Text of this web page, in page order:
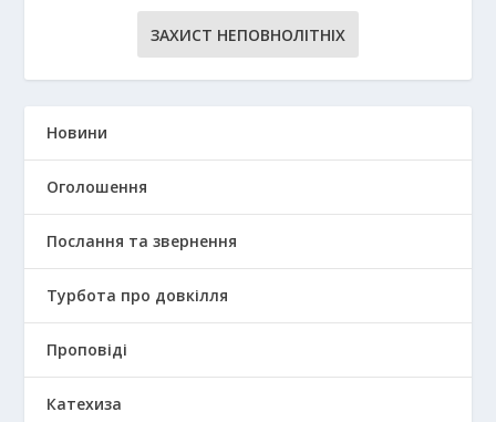
ЗАХИСТ НЕПОВНОЛІТНІХ
Новини
Оголошення
Послання та звернення
Турбота про довкілля
Проповіді
Катехиза